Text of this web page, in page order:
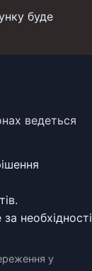
буде
ведеться
необхідності
у